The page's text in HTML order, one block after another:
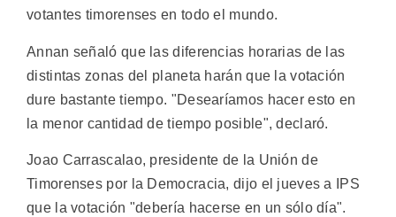
votantes timorenses en todo el mundo.
Annan señaló que las diferencias horarias de las
distintas zonas del planeta harán que la votación
dure bastante tiempo. "Desearíamos hacer esto en
la menor cantidad de tiempo posible", declaró.
Joao Carrascalao, presidente de la Unión de
Timorenses por la Democracia, dijo el jueves a IPS
que la votación "debería hacerse en un sólo día".